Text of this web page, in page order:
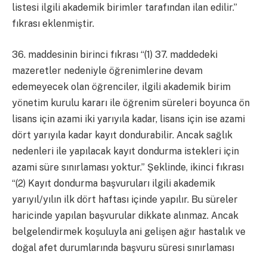
listesi ilgili akademik birimler tarafından ilan edilir.”
fıkrası eklenmiştir.
36. maddesinin birinci fıkrası “(1) 37. maddedeki
mazeretler nedeniyle öğrenimlerine devam
edemeyecek olan öğrenciler, ilgili akademik birim
yönetim kurulu kararı ile öğrenim süreleri boyunca ön
lisans için azami iki yarıyıla kadar, lisans için ise azami
dört yarıyıla kadar kayıt dondurabilir. Ancak sağlık
nedenleri ile yapılacak kayıt dondurma istekleri için
azami süre sınırlaması yoktur.” Şeklinde, ikinci fıkrası
“(2) Kayıt dondurma başvuruları ilgili akademik
yarıyıl/yılın ilk dört haftası içinde yapılır. Bu süreler
haricinde yapılan başvurular dikkate alınmaz. Ancak
belgelendirmek koşuluyla ani gelişen ağır hastalık ve
doğal afet durumlarında başvuru süresi sınırlaması